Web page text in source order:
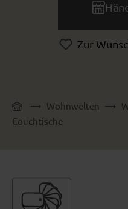
Zur
Wohnwelten
Couchtische